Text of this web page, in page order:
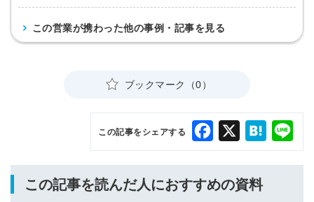
この営業が携わった他の事例・記事を見る
ブックマーク（0）
この記事をシェアする Facebook Hatena
この記事を読んだ人におすすめの資料